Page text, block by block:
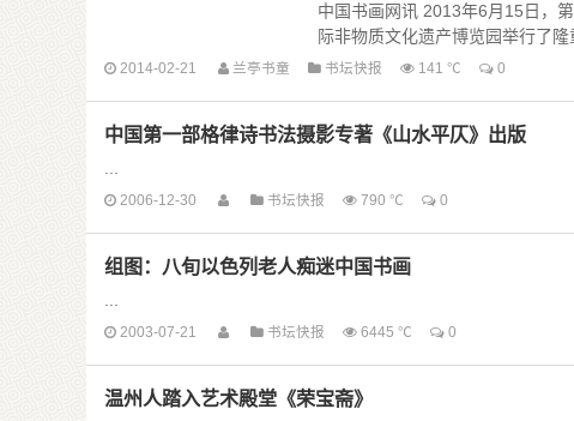
中国书画网讯 2013年6月15日，
际非物质文化遗产博览园举行了隆
2014-02-21 兰亭书童 书坛快报 141 ℃ 0
中国第一部格律诗书法摄影专著《山水平仄》出版
2006-12-30 书坛快报 790 ℃ 0
组图：八旬以色列老人痴迷中国书画
2003-07-21 书坛快报 6445 ℃ 0
温州人踏入艺术殿堂《荣宝斋》